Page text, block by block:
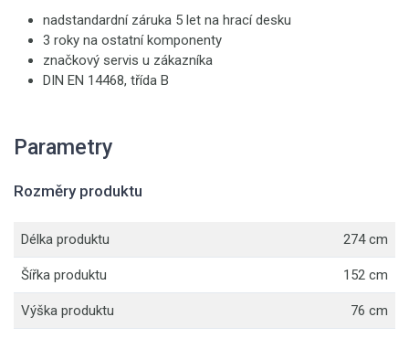
nadstandardní záruka 5 let na hrací desku
3 roky na ostatní komponenty
značkový servis u zákazníka
DIN EN 14468, třída B
Parametry
Rozměry produktu
Délka produktu 274 cm
Šířka produktu 152 cm
Výška produktu 76 cm